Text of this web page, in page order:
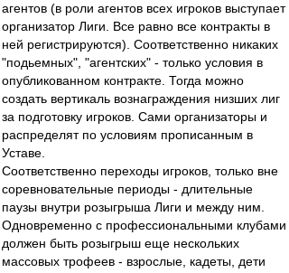
агентов (в роли агентов всех игроков выступает
организатор Лиги. Все равно все контракты в
ней регистрируются). Соответственно никаких
"подьемных", "агентских" - только условия в
опубликованном контракте. Тогда можно
создать вертикаль вознаграждения низших лиг
за подготовку игроков. Сами организаторы и
распределят по условиям прописанным в
Уставе.
Соответственно переходы игроков, только вне
соревновательные периоды - длительные
паузы внутри розыгрыша Лиги и между ним.
Одновременно с профессиональными клубами
должен быть розыгрыш еще нескольких
массовых трофеев - взрослые, кадеты, дети